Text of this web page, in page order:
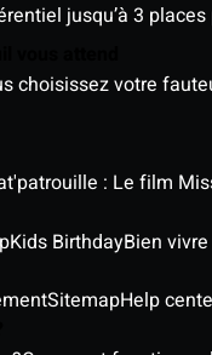
jusqu’à 3
choisissez votre
: Le film
Kids BirthdayBien
SitemapHelp